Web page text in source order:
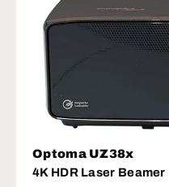
Optoma UZ38x
4K HDR Laser Beamer